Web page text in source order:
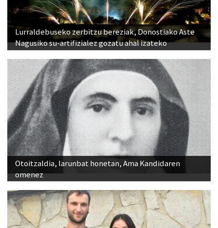
Lurraldebuseko zerbitzu bereziak, Donostiako Aste
Nagusiko su-artifizialez gozatu ahal izateko
Otoitzaldia, larunbat honetan, Ama Kandidaren
omenez